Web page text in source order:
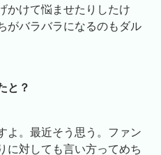
かけて悩ませたりしたけ
がバラバラになるのもダル
と？
よ。最近そう思う。ファン
に対しても言い方ってめち